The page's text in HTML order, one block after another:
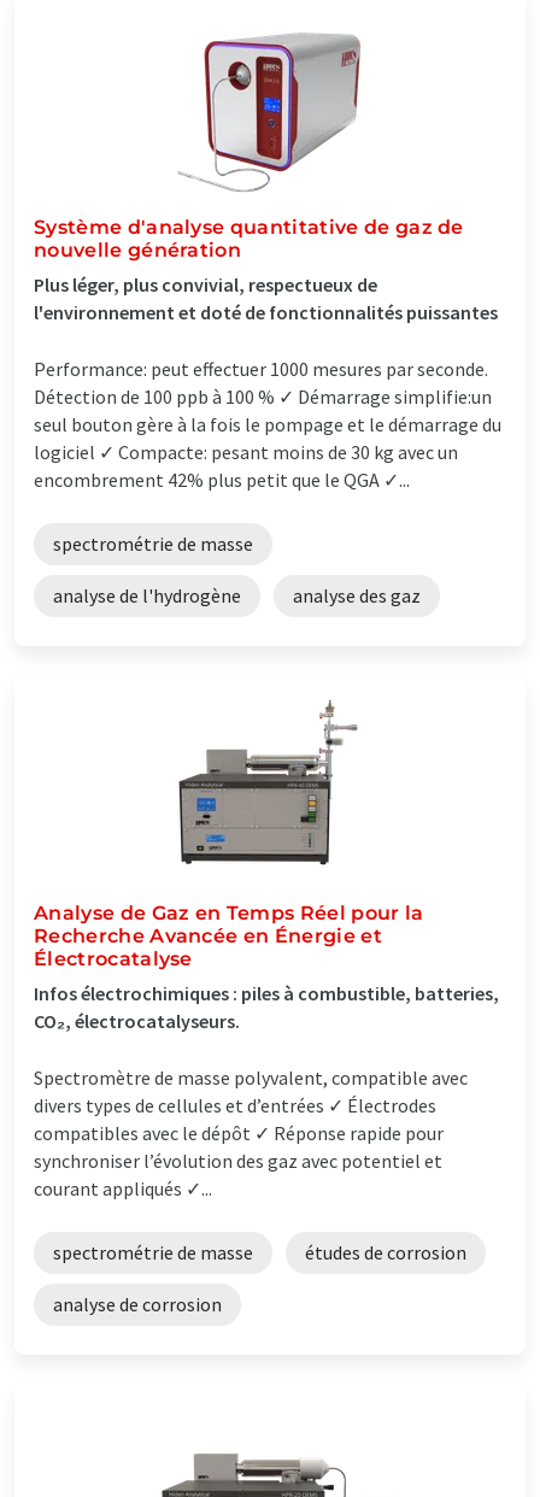
Système d'analyse quantitative de gaz de
nouvelle génération
Plus léger, plus convivial, respectueux de
l'environnement et doté de fonctionnalités puissantes
Performance: peut effectuer 1000 mesures par seconde.
Détection de 100 ppb à 100 % ✓ Démarrage simplifie:un
seul bouton gère à la fois le pompage et le démarrage du
logiciel ✓ Compacte: pesant moins de 30 kg avec un
encombrement 42% plus petit que le QGA ✓...
spectrométrie de masse
analyse de l'hydrogène analyse des gaz
Analyse de Gaz en Temps Réel pour la
Recherche Avancée en Énergie et
Électrocatalyse
Infos électrochimiques : piles à combustible, batteries,
CO₂, électrocatalyseurs.
Spectromètre de masse polyvalent, compatible avec
divers types de cellules et d’entrées ✓ Électrodes
compatibles avec le dépôt ✓ Réponse rapide pour
synchroniser l’évolution des gaz avec potentiel et
courant appliqués ✓...
spectrométrie de masse études de corrosion
analyse de corrosion